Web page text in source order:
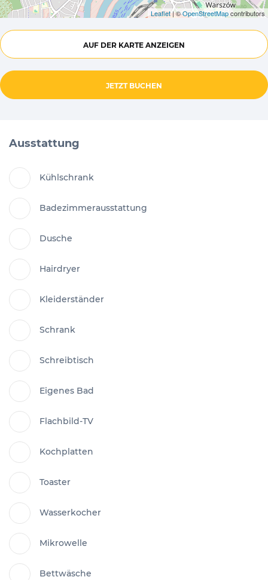
Leaflet| ©OpenStreetMapcontributors
AUF DER KARTE ANZEIGEN
JETZT BUCHEN
Ausstattung
Kühlschrank
Badezimmerausstattung
Dusche
Hairdryer
Kleiderständer
Schrank
Schreibtisch
Eigenes Bad
Flachbild-TV
Kochplatten
Toaster
Wasserkocher
Mikrowelle
Bettwäsche